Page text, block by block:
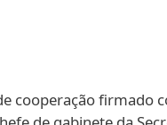
cooperação firmado